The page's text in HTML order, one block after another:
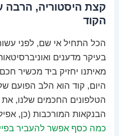
קצת היסטוריה,
הקוד
הכל התחיל אי שם, לפני
בעיקר מדענים
מאיתנו יחזיק ביד מכשיר
היום, קוד הוא הלב הפועם
הטלפונים החכמים שלנו, את
הבנקאות המורכבות (כן,
כמה כסף אפשר להעביר